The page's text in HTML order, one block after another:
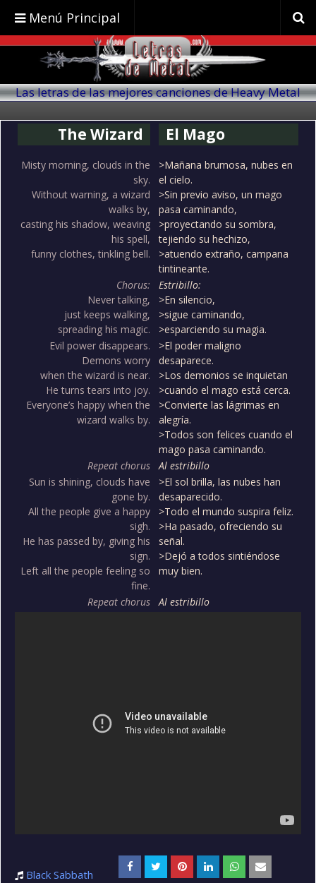
Menú Principal
Las letras de las mejores canciones de Heavy Metal
The Wizard El Mago
Misty morning, clouds in the
sky.
Without warning, a wizard
walks by,
casting his shadow, weaving
his spell,
funny clothes, tinkling bell.
>Mañana brumosa, nubes en
el cielo.
>Sin previo aviso, un mago
pasa caminando,
>proyectando su sombra,
tejiendo su hechizo,
>atuendo extraño, campana
tintineante.
Chorus:
Never talking,
just keeps walking,
spreading his magic.
Estribillo:
>En silencio,
>sigue caminando,
>esparciendo su magia.
Evil power disappears.
Demons worry
when the wizard is near.
He turns tears into joy.
Everyone’s happy when the
wizard walks by.
>El poder maligno
desaparece.
>Los demonios se inquietan
>cuando el mago está cerca.
>Convierte las lágrimas en
alegría.
>Todos son felices cuando el
mago pasa caminando.
Repeat chorus
Al estribillo
Sun is shining, clouds have
gone by.
All the people give a happy
sigh.
He has passed by, giving his
sign.
Left all the people feeling so
fine.
>El sol brilla, las nubes han
desaparecido.
>Todo el mundo suspira feliz.
>Ha pasado, ofreciendo su
señal.
>Dejó a todos sintiéndose
muy bien.
Repeat chorus Al estribillo
Black Sabbath